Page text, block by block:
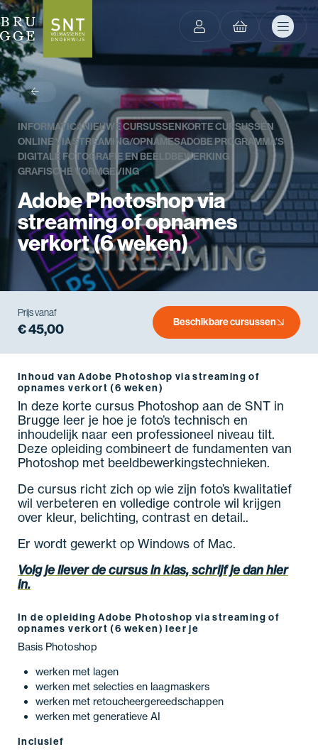
Prijs vanaf
€ 45,00 Beschikbare cursussen
terug
INFORMATICANIEUWE CURSUSSENKORTE CURSUSSEN
ONLINE VIA STREAMING/OPNAMESADOBE PROGRAMMA'S
DIGITALE FOTOGRAFIE EN BEELDBEWERKING
GRAFISCHE VORMGEVING
Adobe Photoshop via
streaming of opnames
verkort (6 weken)
Inhoud van Adobe Photoshop via streaming of
opnames verkort (6 weken)
In deze korte cursus Photoshop aan de SNT in
Brugge leer je hoe je foto’s technisch en
inhoudelijk naar een professioneel niveau tilt.
Deze opleiding combineert de fundamenten van
Photoshop met beeldbewerkingstechnieken.
De cursus richt zich op wie zijn foto’s kwalitatief
wil verbeteren en volledige controle wil krijgen
over kleur, belichting, contrast en detail..
Er wordt gewerkt op Windows of Mac.
Volg je liever de cursus in klas, schrijf je dan hier
in.
In de opleiding Adobe Photoshop via streaming of
opnames verkort (6 weken) leer je
Basis Photoshop
werken met lagen
werken met selecties en laagmaskers
werken met retoucheergereedschappen
werken met generatieve AI
Inclusief